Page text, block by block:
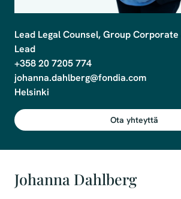
Lead Legal Counsel, Group
Lead
+358 20 7205 774
johanna.dahlberg@fondia.com
Helsinki
Ota yhteyttä
Johanna Dahlberg